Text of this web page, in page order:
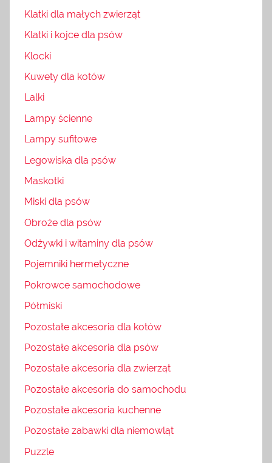
Klatki dla małych zwierząt
Klatki i kojce dla psów
Klocki
Kuwety dla kotów
Lalki
Lampy ścienne
Lampy sufitowe
Legowiska dla psów
Maskotki
Miski dla psów
Obroże dla psów
Odżywki i witaminy dla psów
Pojemniki hermetyczne
Pokrowce samochodowe
Półmiski
Pozostałe akcesoria dla kotów
Pozostałe akcesoria dla psów
Pozostałe akcesoria dla zwierząt
Pozostałe akcesoria do samochodu
Pozostałe akcesoria kuchenne
Pozostałe zabawki dla niemowląt
Puzzle